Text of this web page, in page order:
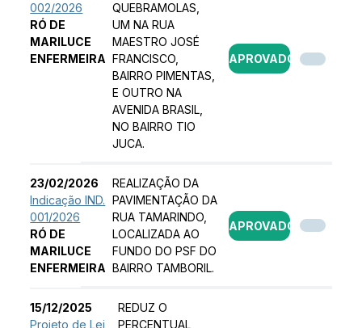
002/2026
RÓ DE
MARILUCE
ENFERMEIRA
QUEBRAMOLAS,
UM NA RUA
MAESTRO JOSÉ
FRANCISCO,
BAIRRO PIMENTAS,
E OUTRO NA
AVENIDA BRASIL,
NO BAIRRO TIO
JUCA.
APROVADO
23/02/2026
Indicação IND.
001/2026
RÓ DE
MARILUCE
ENFERMEIRA
REALIZAÇÃO DA
PAVIMENTAÇÃO DA
RUA TAMARINDO,
LOCALIZADA AO
FUNDO DO PSF DO
BAIRRO TAMBORIL.
APROVADO
15/12/2025
Projeto de Lei
REDUZ O
PERCENTUAL